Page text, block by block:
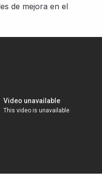
de mejora en el